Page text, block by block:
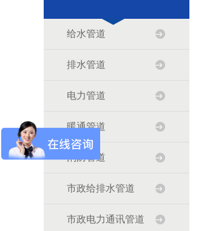
给水管道
排水管道
电力管道
暖通管道
消防管道
市政给排水管道
市政电力通讯管道